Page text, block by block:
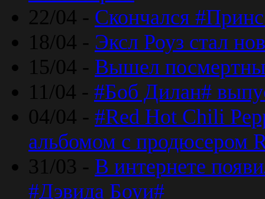
22/04 - Скончался
18/04 - Эксл Роуз стал
15/04 - Вышел
11/04 - #Боб Дилан#
04/04 - #Red Hot Chili
альбомом с продюсером
31/03 - В интернете
#Дэвида Боуи#